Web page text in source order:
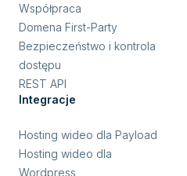
Współpraca
Domena First-Party
Bezpieczeństwo i kontrola
dostępu
REST API
Integracje
Hosting wideo dla Payload
Hosting wideo dla
Wordpress